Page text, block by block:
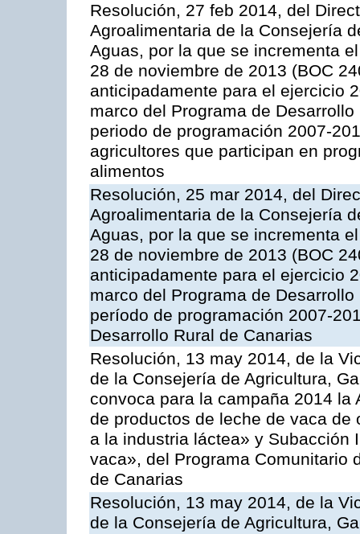
Resolución, 27 feb 2014, del
Agroalimentaria de la Consejería
Aguas, por la que se incrementa
28 de noviembre de 2013 (BOC
anticipadamente para el ejercicio
marco del Programa de
periodo de programación 2007-
agricultores que participan en
alimentos
Resolución, 25 mar 2014, del
Agroalimentaria de la Consejería
Aguas, por la que se incrementa
28 de noviembre de 2013 (BOC
anticipadamente para el ejercicio
marco del Programa de
período de programación 2007-
Desarrollo Rural de Canarias
Resolución, 13 may 2014, de la
de la Consejería de Agricultura,
convoca para la campaña 2014
de productos de leche de vaca
a la industria láctea» y Subacción
vaca», del Programa Comunitario
de Canarias
Resolución, 13 may 2014, de la
de la Consejería de Agricultura,